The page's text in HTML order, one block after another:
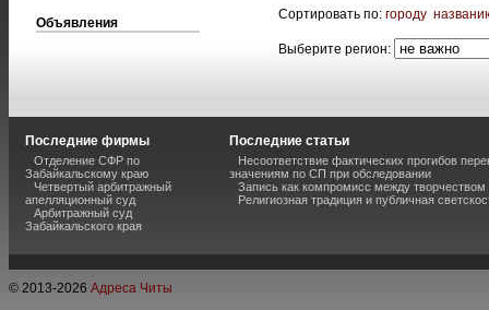
Объявления
Сортировать по: городу
Выберите регион:
Последние фирмы
Отделение СФР по
Забайкальскому краю
Четвертый арбитражный
апелляционный суд
Арбитражный суд
Забайкальского края
Последние статьи
Несоответствие фактических прогибов
значениям по СП при обследовании
Запись как компромисс между
Религиозная традиция и публичная
© 2013-2026 Адреса Читы